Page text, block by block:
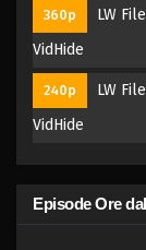
360p LW
VidHide
240p LW
VidHide
Episode Ore